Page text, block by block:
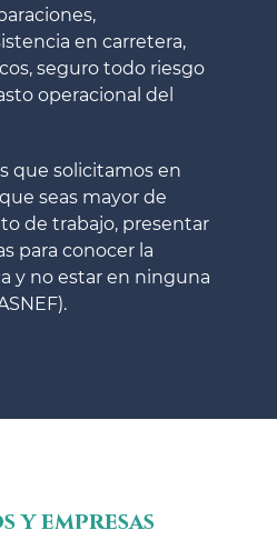
en carretera,
seguro todo riesgo
operacional del
que solicitamos en
seas mayor de
de trabajo, presentar
para conocer la
y no estar en ninguna
y empresas